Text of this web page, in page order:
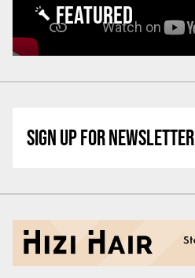
FEATURED
SIGN UP FOR NEWSLETTER